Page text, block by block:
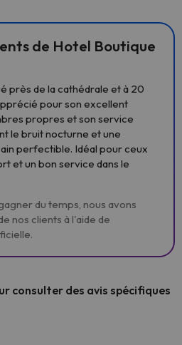
de Hotel Boutique
près de la cathédrale et à 20
pour son excellent
propres et son service
le bruit nocturne et une
perfectible. Idéal pour ceux
et un bon service dans le
du temps, nous avons
nos clients à l'aide de
consulter des avis spécifiques